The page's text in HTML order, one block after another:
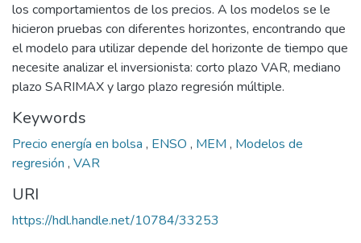
los comportamientos de los precios. A los modelos se le
hicieron pruebas con diferentes horizontes, encontrando que
el modelo para utilizar depende del horizonte de tiempo que
necesite analizar el inversionista: corto plazo VAR, mediano
plazo SARIMAX y largo plazo regresión múltiple.
Keywords
Precio energía en bolsa , ENSO , MEM , Modelos de
regresión , VAR
URI
https://hdl.handle.net/10784/33253